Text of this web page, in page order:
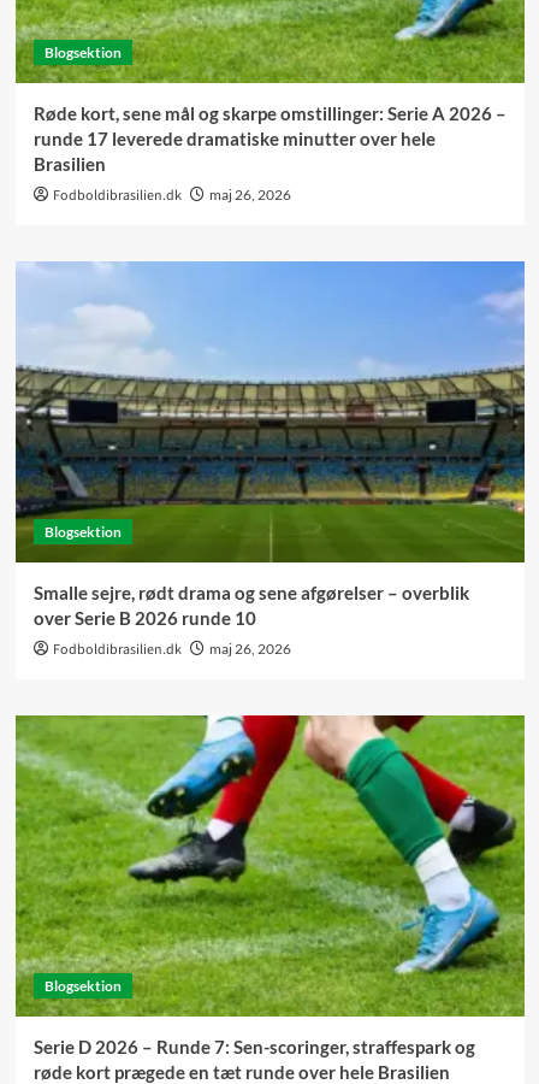
Blogsektion
Røde kort, sene mål og skarpe omstillinger: Serie A 2026 –
runde 17 leverede dramatiske minutter over hele
Brasilien
Fodboldibrasilien.dk maj 26, 2026
Blogsektion
Smalle sejre, rødt drama og sene afgørelser – overblik
over Serie B 2026 runde 10
Fodboldibrasilien.dk maj 26, 2026
Blogsektion
Serie D 2026 – Runde 7: Sen-scoringer, straffespark og
røde kort prægede en tæt runde over hele Brasilien